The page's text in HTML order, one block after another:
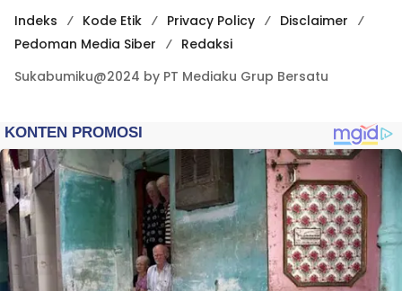
Indeks Kode Etik Privacy Policy
Disclaimer
Pedoman Media Siber
Redaksi
Sukabumiku@2024 by PT Mediaku Grup Bersatu